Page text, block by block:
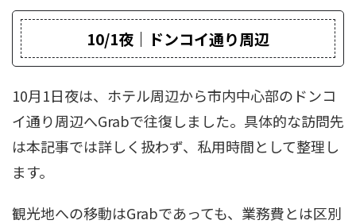
10/1夜｜ドンコイ通り周辺
10月1日夜は、ホテル周辺から市内中心部のドンコ
イ通り周辺へGrabで往復しました。具体的な訪問先
は本記事では詳しく扱わず、私用時間として整理し
ます。
観光地への移動はGrabであっても、業務費とは区別